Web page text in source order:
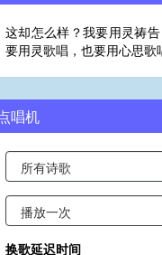
这却怎么样？我要用灵祷
要用灵歌唱，也要用心思歌
唱机
换歌延迟时间